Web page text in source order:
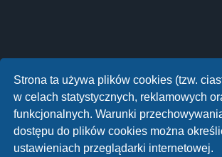
Strona ta używa plików cookies (tzw.
w celach statystycznych, reklamowych
funkcjonalnych. Warunki
dostępu do plików cookies można
ustawieniach przeglądarki internetowej.